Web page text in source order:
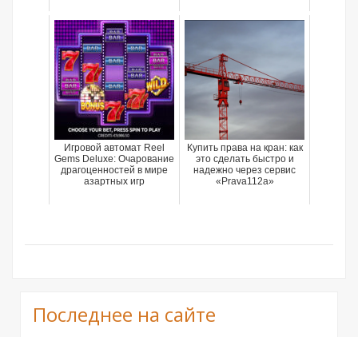
Игровой автомат Reel
Gems Deluxe: Очарование
драгоценностей в мире
азартных игр
Купить права на кран: как
это сделать быстро и
надежно через сервис
«Prava112a»
Последнее на сайте